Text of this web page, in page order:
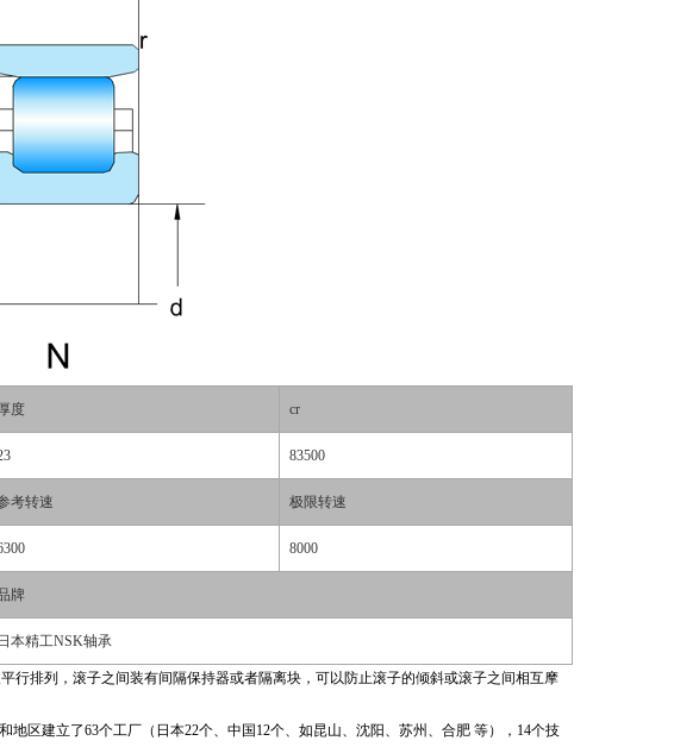
度 cr
83500
考转速 极限转速
8000
牌
日本精工NSK轴承
行排列，滚子之间装有间隔保持器或者隔离块，可以防止滚子的倾斜或滚子之间相互摩
区建立了63个工厂（日本22个、中国12个、如昆山、沈阳、苏州、合肥 等），14个技